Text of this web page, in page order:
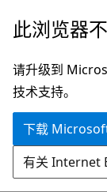
跳
主
要
内
跳
页
内
导
此浏览器
请升级到
技术支持。
下载
有关 Internet